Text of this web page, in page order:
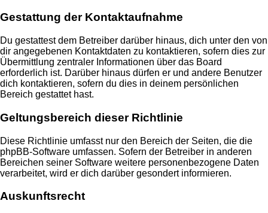
Gestattung der Kontaktaufnahme
Du gestattest dem Betreiber darüber hinaus, dich unter den von
dir angegebenen Kontaktdaten zu kontaktieren, sofern dies zur
Übermittlung zentraler Informationen über das Board
erforderlich ist. Darüber hinaus dürfen er und andere Benutzer
dich kontaktieren, sofern du dies in deinem persönlichen
Bereich gestattet hast.
Geltungsbereich dieser Richtlinie
Diese Richtlinie umfasst nur den Bereich der Seiten, die die
phpBB-Software umfassen. Sofern der Betreiber in anderen
Bereichen seiner Software weitere personenbezogene Daten
verarbeitet, wird er dich darüber gesondert informieren.
Auskunftsrecht